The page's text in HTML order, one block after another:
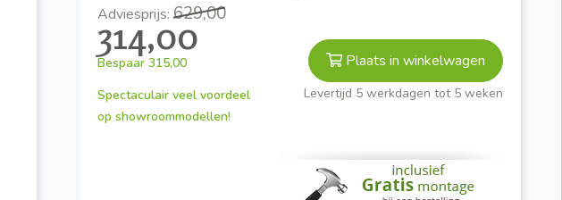
Adviesprijs: 629,00
314,00
Bespaar315,00
Spectaculair veel voordeel
op showroommodellen!
Plaats in winkelwagen
Levertijd 5 werkdagen tot 5 weken